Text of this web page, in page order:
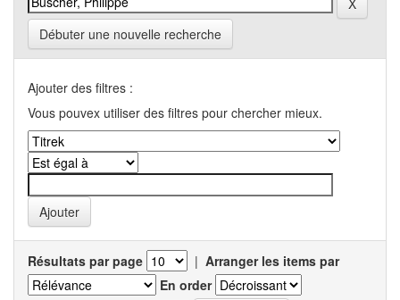
Débuter une nouvelle recherche
Ajouter des filtres :
Vous pouvex utiliser des filtres pour chercher mieux.
Résultats par page | Arranger les items par
En order